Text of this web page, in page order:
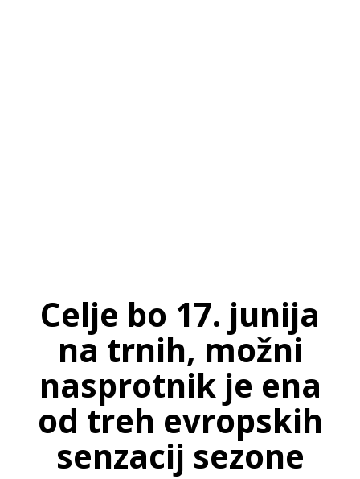
Celje bo 17. junija
na trnih, možni
nasprotnik je ena
od treh evropskih
senzacij sezone